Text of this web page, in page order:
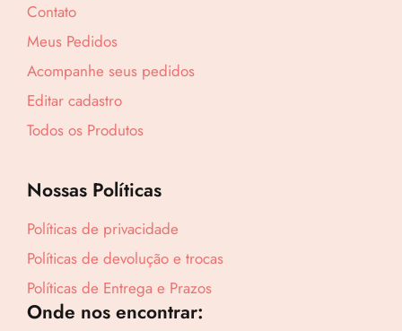
Revenda por
R$121,24
Compre por
R$88,51
Contato
Meus Pedidos
Acompanhe seus pedidos
Editar cadastro
Todos os Produtos
Nossas Políticas
Políticas de privacidade
Políticas de devolução e trocas
Políticas de Entrega e Prazos
Onde nos encontrar: